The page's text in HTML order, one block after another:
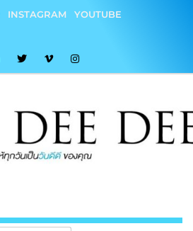
INSTAGRAM
YOUTUBE